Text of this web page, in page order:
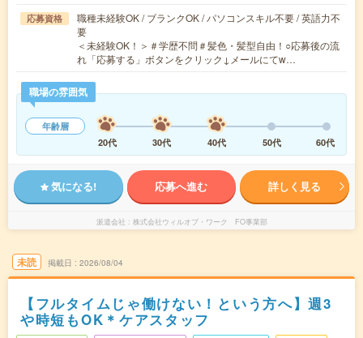
応募資格
職種未経験OK / ブランクOK / パソコンスキル不要 / 英語力不
要
＜未経験OK！＞＃学歴不問＃髪色・髪型自由！○応募後の流
れ「応募する」ボタンをクリック↓メールにてw…
職場の雰囲気
年齢層
20代
30代 40代 50代 60代
気になる! 応募へ進む 詳しく見る
派遣会社 株式会社ウィルオブ・ワーク FO事業部
未読 掲載日 2026/08/04
【フルタイムじゃ働けない！という方へ】週3
や時短もOK＊ケアスタッフ